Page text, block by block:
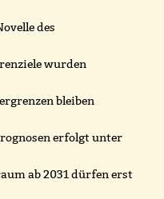
des
wurden
bleiben
erfolgt unter
ab 2031 dürfen erst